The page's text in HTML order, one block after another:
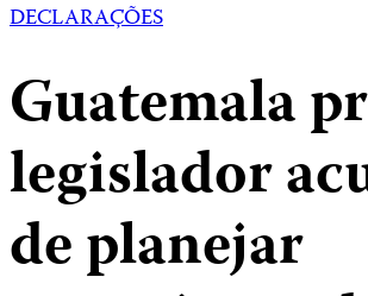
DECLARAÇÕES
Guatemala
legislador
de planejar